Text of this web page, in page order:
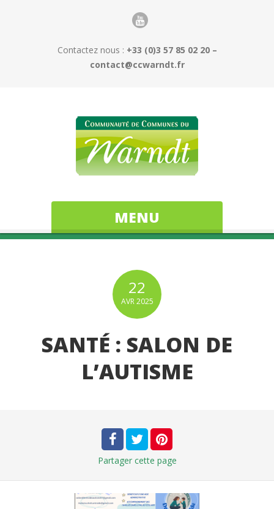
Contactez nous : +33 (0)3 57 85 02 20 –
contact@ccwarndt.fr
MENU
22
AVR2025
SANTÉ : SALON DE
L’AUTISME
Partager cette page